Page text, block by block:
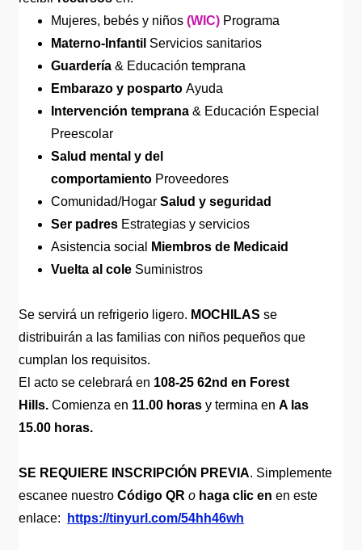
Mujeres, bebés y niños (WIC) Programa
Materno-Infantil Servicios sanitarios
Guardería & Educación temprana
Embarazo y posparto Ayuda
Intervención temprana & Educación Especial
Preescolar
Salud mental y del
comportamiento Proveedores
Comunidad/Hogar Salud y seguridad
Ser padres Estrategias y servicios
Asistencia social
Miembros de Medicaid
Vuelta al cole Suministros
Se servirá un refrigerio ligero. MOCHILAS se
distribuirán a las familias con niños pequeños que
cumplan los requisitos.
El acto se celebrará en 108-25 62nd en Forest
Hills. Comienza en 11.00 horas y termina en A las
15.00 horas.
SE REQUIERE INSCRIPCIÓN PREVIA. Simplemente
escanee nuestro Código QR o haga clic en en este
enlace:
https://tinyurl.com/54hh46wh